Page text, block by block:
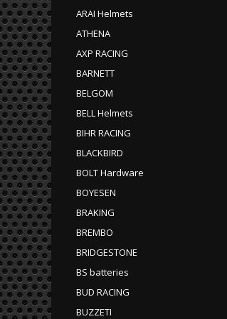
ARAI Helmets
ATHENA
AXP RACING
BARNETT
BELGOM
BELL Helmets
BIHR RACING
BLACKBIRD
BOLT Hardware
BOYESEN
BRAKING
BREMBO
BRIDGESTONE
BS batteries
BUD RACING
BUZZETI